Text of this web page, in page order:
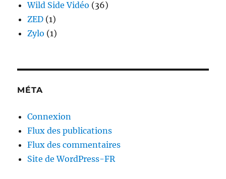
Wild Side Vidéo (36)
ZED (1)
Zylo (1)
MÉTA
Connexion
Flux des publications
Flux des commentaires
Site de WordPress-FR